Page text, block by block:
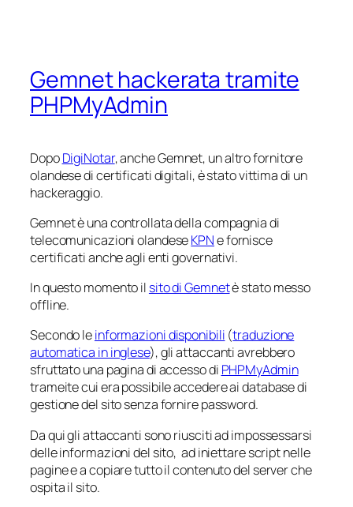
Gemnet hackerata tramite
PHPMyAdmin
DopoDigiNotar, anche Gemnet, un altro fornitore
olandese di certificati digitali, è stato vittima di un
hackeraggio.
Gemnet è una controllata della compagnia di
telecomunicazioni olandeseKPNe fornisce
certificati anche agli enti governativi.
In questo momento il sito di Gemnetè stato messo
offline.
Secondo leinformazioni disponibili (traduzione
automatica in inglese), gli attaccanti avrebbero
sfruttato una pagina di accesso di PHPMyAdmin
trameite cui era possibile accedere ai database di
gestione del sito senza fornire password.
Da qui gli attaccanti sono riusciti ad impossessarsi
delle informazioni del sito, ad iniettare script nelle
pagine e a copiare tutto il contenuto del server che
ospita il sito.